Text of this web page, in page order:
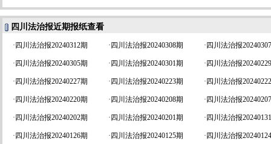
四川法治报近期报纸查看
· 四川法治报20240312期 · 四川法治报20240308期 · 四川法治报
· 四川法治报20240305期 · 四川法治报20240301期 · 四川法治报
· 四川法治报20240227期 · 四川法治报20240223期 · 四川法治报
· 四川法治报20240220期 · 四川法治报20240208期 · 四川法治报
· 四川法治报20240202期 · 四川法治报20240201期 · 四川法治报
· 四川法治报20240126期 · 四川法治报20240125期 · 四川法治报